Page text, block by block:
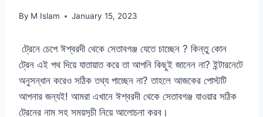
By M Islam January 15, 2023
ট্রেনে চেপে ঈশ্বরদী থেকে সেতাবগঞ্জ যেতে চাচ্ছেন ? কিন্তু কোন
ট্রেন এই পথ দিয়ে যাতায়াত করে তা আপনি কিছুই জানেন না? ইন্টারনেটে
অনুসন্ধান করেও সঠিক তথ্য পাচ্ছেন না? তাহলে আজকের পোস্টটি
আপনার জন্যই! আমরা এখানে ঈশ্বরদী থেকে সেতাবগঞ্জ যাওয়ার সঠিক
ট্রেনের নাম সহ সময়সূচী নিয়ে আলোচনা করব।